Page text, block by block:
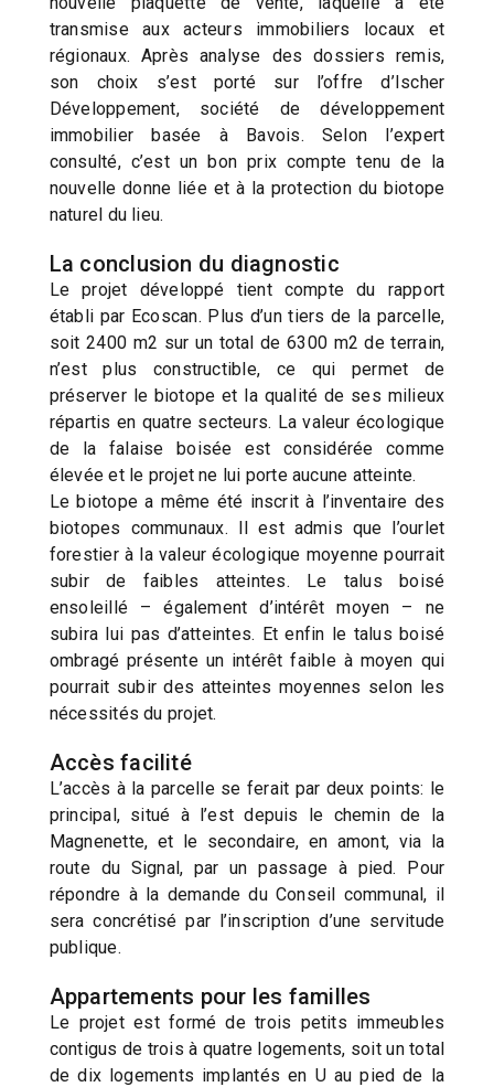
transmise aux acteurs immobiliers locaux et
régionaux. Après analyse des dossiers remis,
son choix s’est porté sur l’offre d’Ischer
Développement, société de développement
immobilier basée à Bavois. Selon l’expert
consulté, c’est un bon prix compte tenu de la
nouvelle donne liée et à la protection du biotope
naturel du lieu.
La conclusion du diagnostic
Le projet développé tient compte du rapport
établi par Ecoscan. Plus d’un tiers de la parcelle,
soit 2400 m2 sur un total de 6300 m2 de terrain,
n’est plus constructible, ce qui permet de
préserver le biotope et la qualité de ses milieux
répartis en quatre secteurs. La valeur écologique
de la falaise boisée est considérée comme
élevée et le projet ne lui porte aucune atteinte.
Le biotope a même été inscrit à l’inventaire des
biotopes communaux. Il est admis que l’ourlet
forestier à la valeur écologique moyenne pourrait
subir de faibles atteintes. Le talus boisé
ensoleillé – également d’intérêt moyen – ne
subira lui pas d’atteintes. Et enfin le talus boisé
ombragé présente un intérêt faible à moyen qui
pourrait subir des atteintes moyennes selon les
nécessités du projet.
Accès facilité
L’accès à la parcelle se ferait par deux points: le
principal, situé à l’est depuis le chemin de la
Magnenette, et le secondaire, en amont, via la
route du Signal, par un passage à pied. Pour
répondre à la demande du Conseil communal, il
sera concrétisé par l’inscription d’une servitude
publique.
Appartements pour les familles
Le projet est formé de trois petits immeubles
contigus de trois à quatre logements, soit un total
de dix logements implantés en U au pied de la